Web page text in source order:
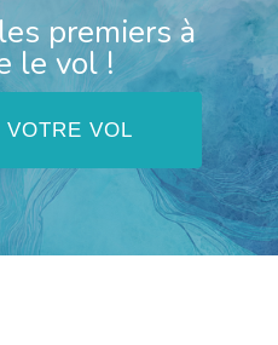
premiers à
le vol !
VOTRE VOL